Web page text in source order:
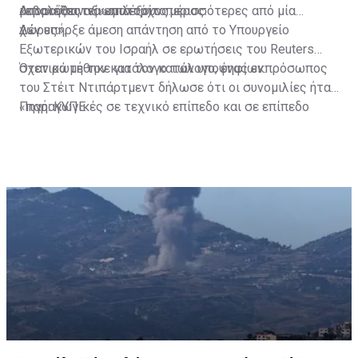
«επαληθευτεί» από τρίτο μέρος.
Λιβανέζος αξιωματούχος.
μπορούσαν να επιλέξουν περισσότερες από μία
χώρες».
Δεν υπήρξε άμεση απάντηση από το Υπουργείο
Εξωτερικών του Ισραήλ σε ερωτήσεις του Reuters
σχετικά με τον κατάλογο των υποψηφίων.
Όταν ρωτήθηκε για τον κατάλογο, ένας εκπρόσωπος
του Στέιτ Ντιπάρτμεντ δήλωσε ότι οι συνομιλίες ήταν
«παραγωγικές σε τεχνικό επίπεδο και σε επίπεδο
Πηγή: ΚΥΠΕ